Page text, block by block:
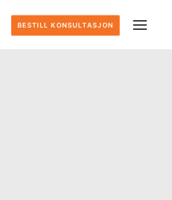
BESTILL KONSULTASJON